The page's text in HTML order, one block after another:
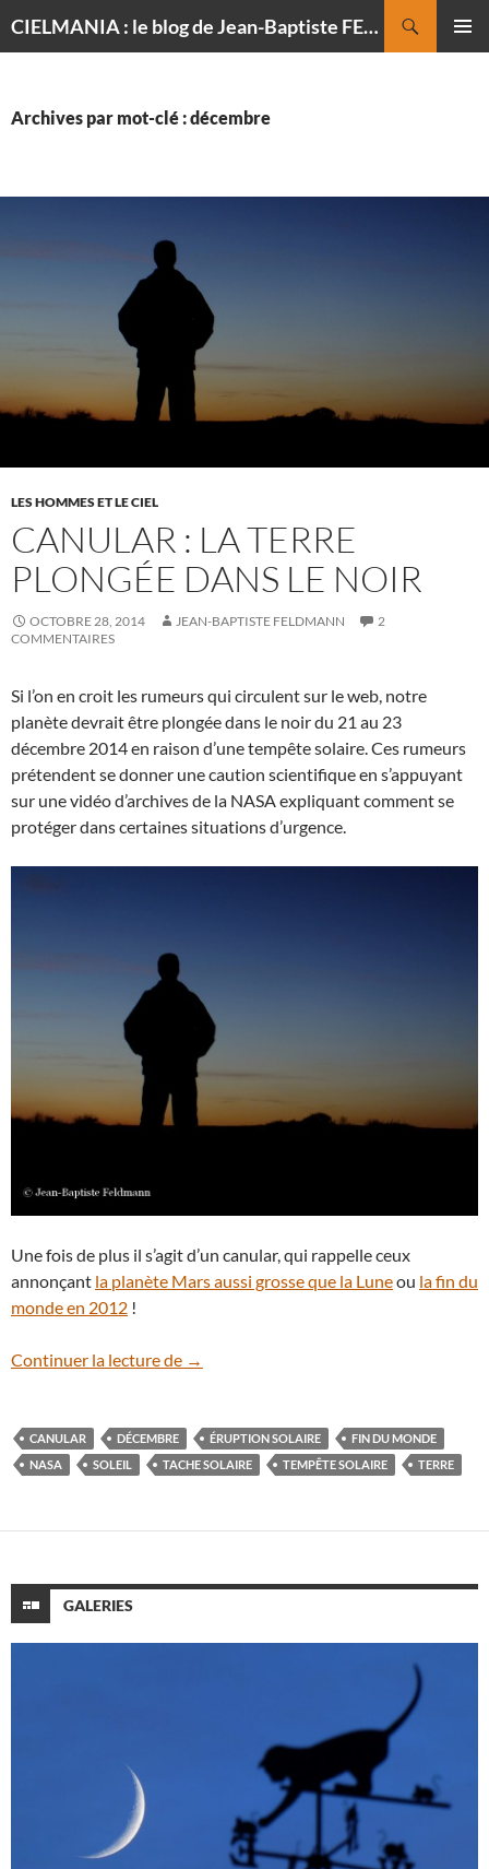
CIELMANIA : le blog de Jean-Baptiste FELDMANN, photographe du ciel
Archives par mot-clé : décembre
LES HOMMES ET LE CIEL
CANULAR : LA TERRE
PLONGÉE DANS LE NOIR
OCTOBRE 28, 2014 JEAN-BAPTISTE FELDMANN
2
COMMENTAIRES
Si l’on en croit les rumeurs qui circulent sur le web, notre
planète devrait être plongée dans le noir du 21 au 23
décembre 2014 en raison d’une tempête solaire. Ces rumeurs
prétendent se donner une caution scientifique en s’appuyant
sur une vidéo d’archives de la NASA expliquant comment se
protéger dans certaines situations d’urgence.
Une fois de plus il s’agit d’un canular, qui rappelle ceux
annonçant la planète Mars aussi grosse que la Luneou la fin du
monde en 2012 !
Continuer la lecture de Canular : la Terre plongée dans le noir
→
CANULAR DÉCEMBRE ÉRUPTION SOLAIRE
FIN DU MONDE
NASA
SOLEIL TACHE SOLAIRE TEMPÊTE SOLAIRE TERRE
GALERIES